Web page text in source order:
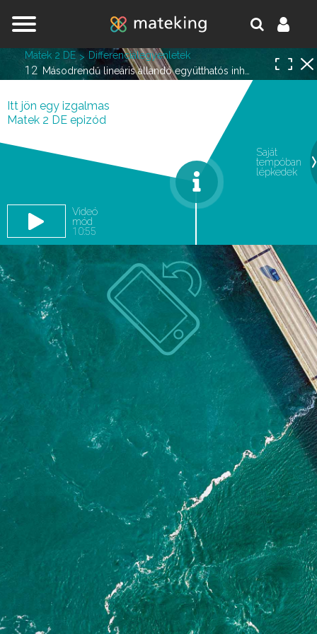
Matek 2 DE
Differenciálegyenletek
12
Itt jön egy izgalmas
Matek 2 DE epizód
Videó
mód
10:55
Saját
tempóban
lépkedek